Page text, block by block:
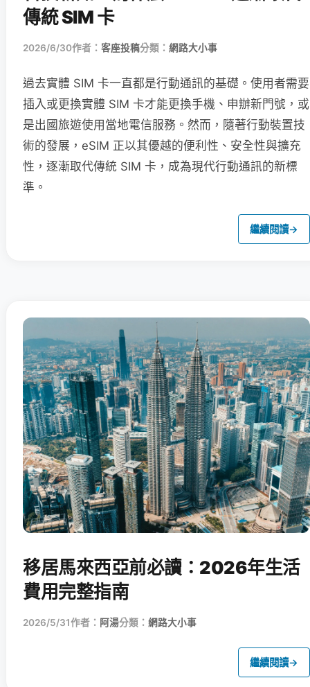
傳統 SIM 卡
2026/6/30作者： 客座投稿分類： 網路大小事
過去實體 SIM 卡一直都是行動通訊的基礎。使用者需要
插入或更換實體 SIM 卡才能更換手機、申辦新門號，或
是出國旅遊使用當地電信服務。然而，隨著行動裝置技
術的發展，eSIM 正以其優越的便利性、安全性與擴充
性，逐漸取代傳統 SIM 卡，成為現代行動通訊的新標
準。
繼續閱讀→
移居馬來西亞前必讀：2026年生活
費用完整指南
2026/5/31作者： 阿湯分類： 網路大小事
繼續閱讀→